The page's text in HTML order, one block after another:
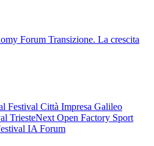
Forum Transizione. La crescita
Festival Città Impresa Galileo
TriesteNext Open Factory Sport
IA Forum